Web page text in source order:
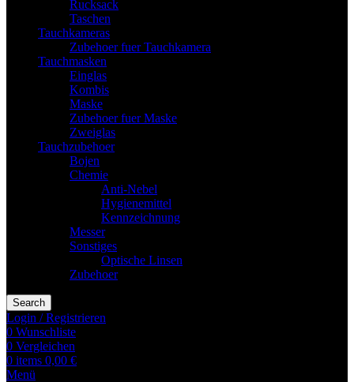
Rucksack
Taschen
Tauchkameras
Zubehoer fuer Tauchkamera
Tauchmasken
Einglas
Kombis
Maske
Zubehoer fuer Maske
Zweiglas
Tauchzubehoer
Bojen
Chemie
Anti-Nebel
Hygienemittel
Kennzeichnung
Messer
Sonstiges
Optische Linsen
Zubehoer
Search
Login / Registrieren
0 Wunschliste
0 Vergleichen
0 items 0,00 €
Menü